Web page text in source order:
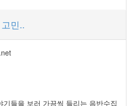
민..
들을 보러 가끔씩 들리는 음반수집